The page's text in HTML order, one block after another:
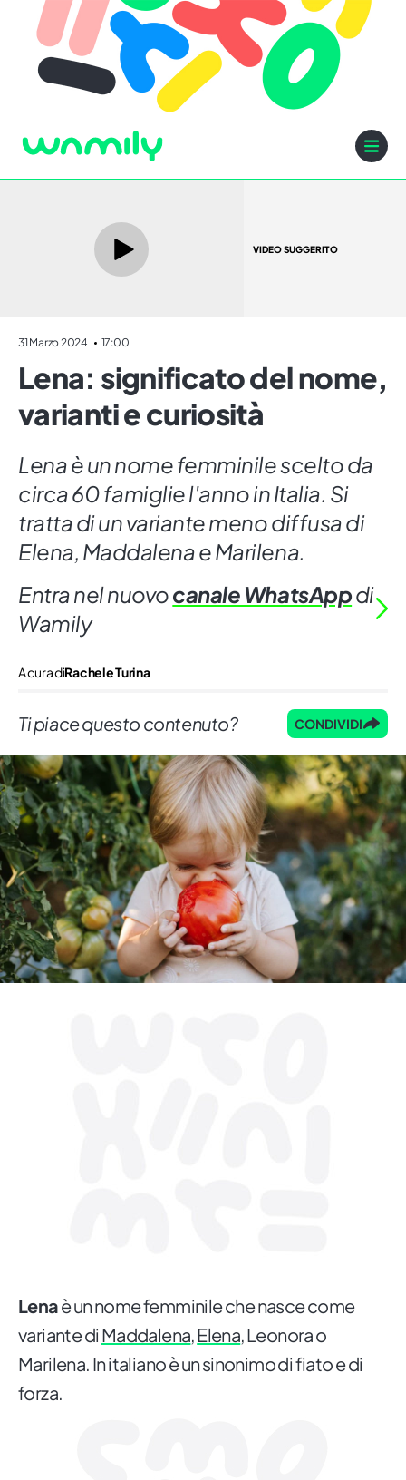
VIDEO SUGGERITO
31 Marzo 2024 17:00
Lena: significato del nome,
varianti e curiosità
Lena è un nome femminile scelto da
circa 60 famiglie l'anno in Italia. Si
tratta di un variante meno diffusa di
Elena, Maddalena e Marilena.
Entra nel nuovocanale WhatsAppdi
Wamily
A cura diRachele Turina
Ti piace questo contenuto? CONDIVIDI
Lenaè un nome femminile che nasce come
variante di Maddalena,Elena, Leonora o
Marilena. In italiano è un sinonimo di fiato e di
forza.